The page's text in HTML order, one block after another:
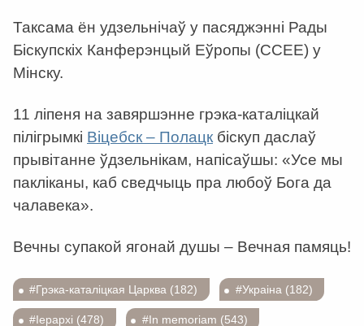
Таксама ён удзельнічаў у пасяджэнні Рады
Біскупскіх Канферэнцый Еўропы (CCEE) у
Мінску.
11 ліпеня на завяршэнне грэка-каталіцкай
пілігрымкі Віцебск – Полацкбіскуп даслаў
прывітанне ўдзельнікам, напісаўшы: «Усе мы
пакліканы, каб сведчыць пра любоў Бога да
чалавека».
Вечны супакой ягонай душы – Вечная памяць!
#Грэка-каталіцкая Царква (182) #Украіна (182)
#Іерархі (478) #In memoriam (543)